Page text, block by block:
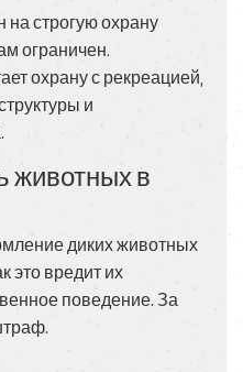
на строгую охрану
ограничен.
охрану с рекреацией,
и
животных в
диких животных
это вредит их
поведение. За